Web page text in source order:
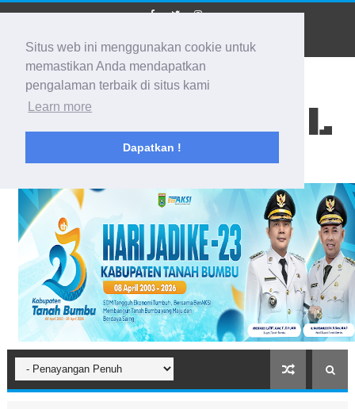
Situs web ini menggunakan cookie untuk
memastikan Anda mendapatkan
pengalaman terbaik di situs kami
Learn more
Dapatkan !
BIDIK KALSEL
Membidik Ke Segala Arah